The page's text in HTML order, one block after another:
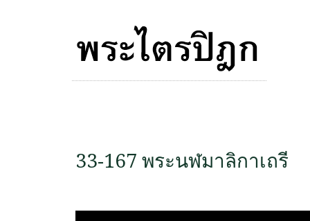
33-167 พระนฬมาลิกาเถรี